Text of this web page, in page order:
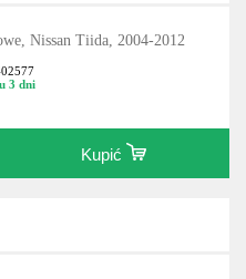
Nissan Tiida, 2004-2012
3 dni
Kupić